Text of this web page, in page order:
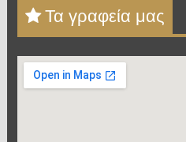
Τα γραφεία μας